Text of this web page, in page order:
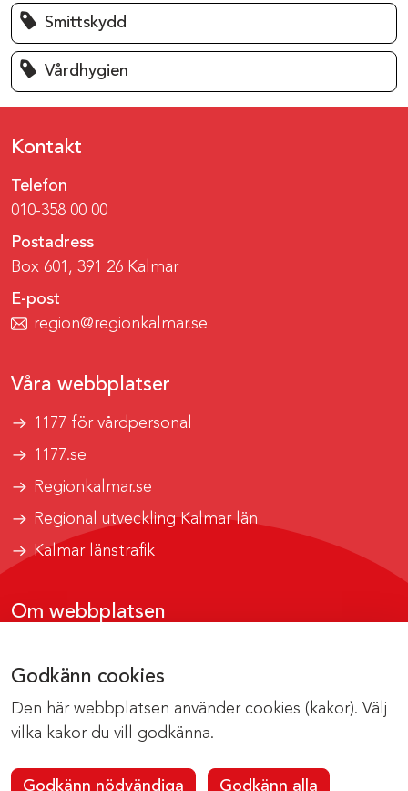
Godkänn cookies
Den här webbplatsen använder cookies (kakor). Välj
vilka kakor du vill godkänna.
Godkänn nödvändiga Godkänn alla
Smittskydd
Vårdhygien
Kontakt
Telefon
010-358 00 00
Postadress
Box 601, 391 26 Kalmar
E-post
region@regionkalmar.se
Våra webbplatser
1177 för vårdpersonal
1177.se
Regionkalmar.se
Regional utveckling Kalmar län
Kalmar länstrafik
Om webbplatsen
Om cookies
Kontakta webbredaktionen